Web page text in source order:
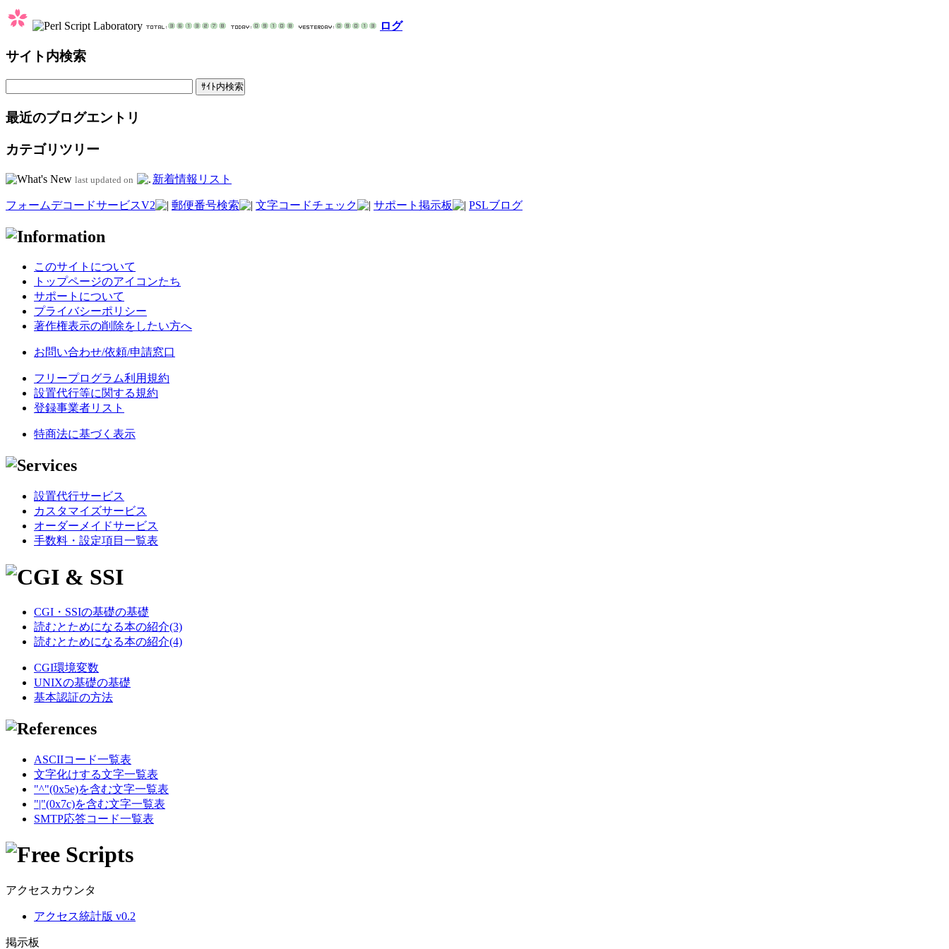
ログ
サイト内検索
最近のブログエントリ
カテゴリツリー
last updated on 新着情報リスト
フォームデコードサービスV2 郵便番号検索 文字コードチェック サポート掲示板 PSLブログ
このサイトについて
トップページのアイコンたち
サポートについて
プライバシーポリシー
著作権表示の削除をしたい方へ
お問い合わせ/依頼/申請窓口
フリープログラム利用規約
設置代行等に関する規約
登録事業者リスト
特商法に基づく表示
設置代行サービス
カスタマイズサービス
オーダーメイドサービス
手数料・設定項目一覧表
CGI・SSIの基礎の基礎
読むとためになる本の紹介(3)
読むとためになる本の紹介(4)
CGI環境変数
UNIXの基礎の基礎
基本認証の方法
ASCIIコード一覧表
文字化けする文字一覧表
"^"(0x5e)を含む文字一覧表
"|"(0x7c)を含む文字一覧表
SMTP応答コード一覧表
アクセスカウンタ
アクセス統計版 v0.2
掲示板